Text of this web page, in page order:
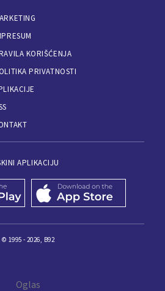
KORIŠĆENJA
PRIVATNOSTI
APLIKACIJU
© 1995 - 2026, B92